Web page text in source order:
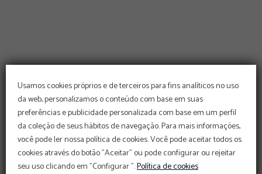
Usamos cookies próprios e de terceiros para fins analíticos no uso
da web, personalizamos o conteúdo com base em suas
preferências e publicidade personalizada com base em um perfil
da coleção de seus hábitos de navegação. Para mais informações,
você pode ler nossa política de cookies. Você pode aceitar todos os
cookies através do botão "Aceitar" ou pode configurar ou rejeitar
seu uso clicando em "Configurar ".Política de cookies